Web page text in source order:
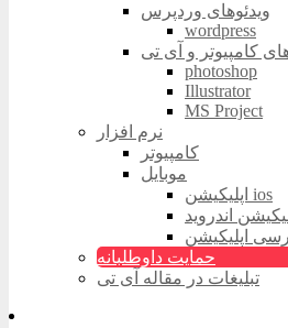
ویدئوهای وردپرس
wordpress
کامپیوتر و آی تی
photoshop
Illustrator
MS Project
نرم افزار
کامپیوتر
موبایل
اپلیکیشن ios
اندروید
اپلیکیشن
حمایت داوطلبانه
تبلیغات در مقاله آی تی